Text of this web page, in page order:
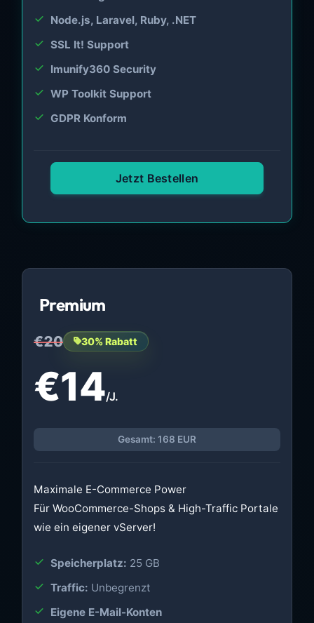
Node.js, Laravel, Ruby, .NET
SSL It! Support
Imunify360 Security
WP Toolkit Support
GDPR Konform
Jetzt Bestellen
Premium
30% Rabatt
€20
€14/J.
Gesamt: 168 EUR
Maximale E-Commerce Power
Für WooCommerce-Shops & High-Traffic Portale
wie ein eigener vServer!
Speicherplatz: 25 GB
Traffic: Unbegrenzt
Eigene E-Mail-Konten